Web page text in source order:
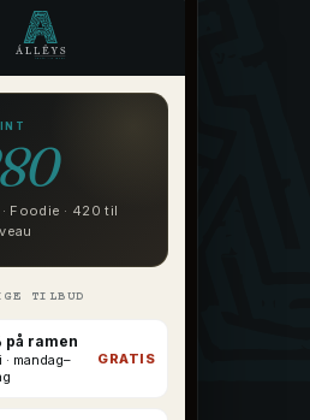
Foodie · 420 til
TILBUD
på ramen
· mandag–
GRATIS